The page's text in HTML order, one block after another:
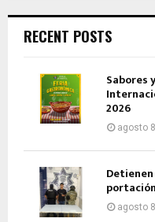
RECENT POSTS
Sabores
2026
agosto
agosto